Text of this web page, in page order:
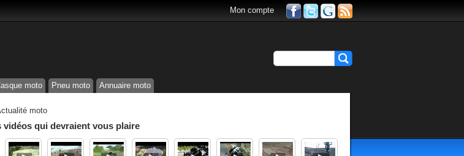
Mon compte
moto Pneu moto Annuaire moto
moto
vidéos qui devraient vous plaire